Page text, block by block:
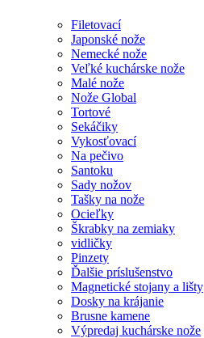
Filetovací
Japonské nože
Nemecké nože
Veľké kuchárske nože
Malé nože
Nože Global
Tortové
Sekáčiky
Vykosťovací
Na pečivo
Santoku
Sady nožov
Tašky na nože
Ocieľky
Škrabky na zemiaky
vidličky
Pinzety
Ďalšie príslušenstvo
Magnetické stojany a lišty
Dosky na krájanie
Brusne kamene
Výpredaj kuchárske nože